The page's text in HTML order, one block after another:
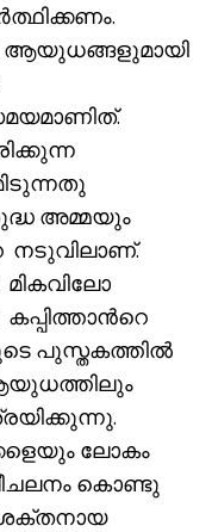
അമ്മയും
നടുവിലാണ്.
പുസ്തകത്തിൽ
ലോകം
കൊണ്ടു